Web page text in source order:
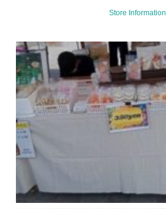
Store Information